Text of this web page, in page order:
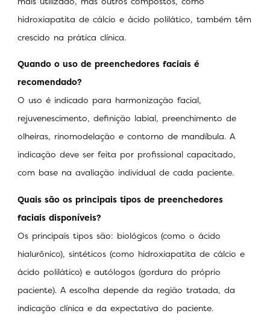
hidroxiapatita de cálcio e ácido polilático, também têm
crescido na prática clínica.
Quando o uso de preenchedores faciais é
recomendado?
O uso é indicado para harmonização facial,
rejuvenescimento, definição labial, preenchimento de
olheiras, rinomodelação e contorno de mandíbula. A
indicação deve ser feita por profissional capacitado,
com base na avaliação individual de cada paciente.
Quais são os principais tipos de preenchedores
faciais disponíveis?
Os principais tipos são: biológicos (como o ácido
hialurônico), sintéticos (como hidroxiapatita de cálcio e
ácido polilático) e autólogos (gordura do próprio
paciente). A escolha depende da região tratada, da
indicação clínica e da expectativa do paciente.